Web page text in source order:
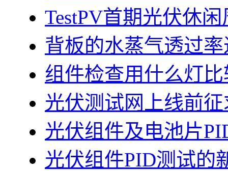
TestPV首期光伏休
背板的水蒸气透过
组件检查用什么灯
光伏测试网上线前
光伏组件及电池片
光伏组件PID测试的